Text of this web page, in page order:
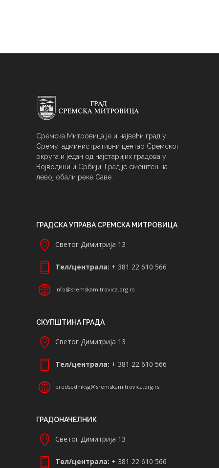
Сремска Митровица је и највећи град у
Срему, административни центар Сремског
округа и један од најстаријих градова у
Војводини и Србији. Град је смештен на
левој обали реке Саве.
ГРАДСКА УПРАВА СРЕМСКА МИТРОВИЦА
Светог Димитрија 13
Тел/централа: + 381 22 610 566
info@sremskamitrovica.org.rs
СКУПШТИНА ГРАДА
Светог Димитрија 13
Тел/централа: + 381 22 610 566
predsedniksg@sremskamitrovica.org.rs
ГРАДОНАЧЕЛНИК
Светог Димитрија 13
Тел/централа: + 381 22 610 566